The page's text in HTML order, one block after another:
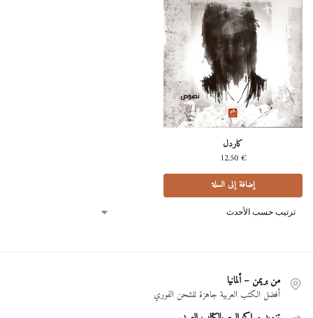
كاردل
12,50€
إضافة إلى السلة
من بريمن – ألمانيا
أفضل الكتب العربية جاهزة للشحن الفوري